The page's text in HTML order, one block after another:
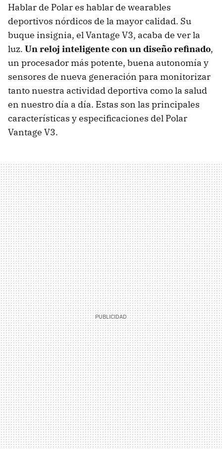
Hablar de Polar es hablar de wearables
deportivos nórdicos de la mayor calidad. Su
buque insignia, el Vantage V3, acaba de ver la
luz. Un reloj inteligente con un diseño refinado,
un procesador más potente, buena autonomía y
sensores de nueva generación para monitorizar
tanto nuestra actividad deportiva como la salud
en nuestro día a día. Estas son las principales
características y especificaciones del Polar
Vantage V3.